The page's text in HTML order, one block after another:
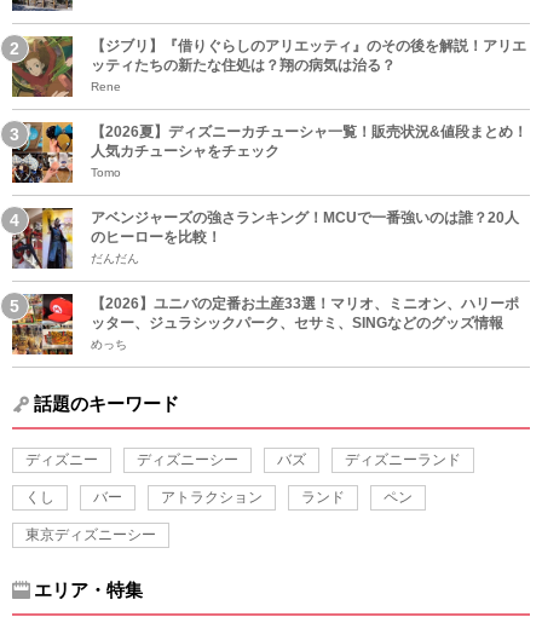
【ジブリ】『借りぐらしのアリエッティ』のその後を解説！アリエ
ッティたちの新たな住処は？翔の病気は治る？
Rene
【2026夏】ディズニーカチューシャ一覧！販売状況&値段まとめ！
人気カチューシャをチェック
Tomo
アベンジャーズの強さランキング！MCUで一番強いのは誰？20人
のヒーローを比較！
だんだん
【2026】ユニバの定番お土産33選！マリオ、ミニオン、ハリーポ
ッター、ジュラシックパーク、セサミ、SINGなどのグッズ情報
めっち
話題のキーワード
ディズニー ディズニーシー バズ ディズニーランド
くし バー アトラクション ランド ペン
東京ディズニーシー
エリア・特集